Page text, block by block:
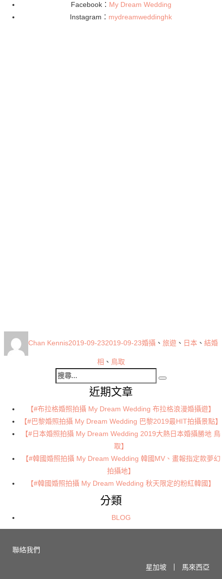
Facebook： My Dream Wedding
Instagram： mydreamweddinghk
Chan Kennis
期:
2019-09-232019-09-23婚攝 、 旅遊 、 日本 、 結婚
相 、 鳥取
搜
尋
鍵
字:
近期文章
【#布拉格婚照拍攝 My Dream Wedding 布拉格浪漫婚攝遊】
【#巴黎婚照拍攝 My Dream Wedding 巴黎2019最HIT拍攝景點】
【#日本婚照拍攝 My Dream Wedding 2019大熱日本婚攝勝地 鳥
取】
【#韓國婚照拍攝 My Dream Wedding 韓國MV、畫報指定款夢幻
拍攝地】
【#韓國婚照拍攝 My Dream Wedding 秋天限定的粉紅韓國】
分類
BLOG
聯絡我們
星加坡 馬來西亞